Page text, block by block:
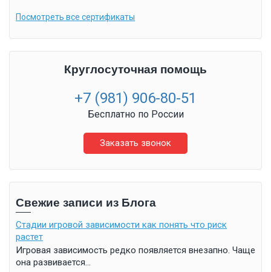
Посмотреть все сертификаты
Круглосуточная помощь
+7 (981) 906-80-51
Бесплатно по России
Заказать звонок
Свежие записи из Блога
Стадии игровой зависимости как понять что риск
растет
Игровая зависимость редко появляется внезапно. Чаще
она развивается...